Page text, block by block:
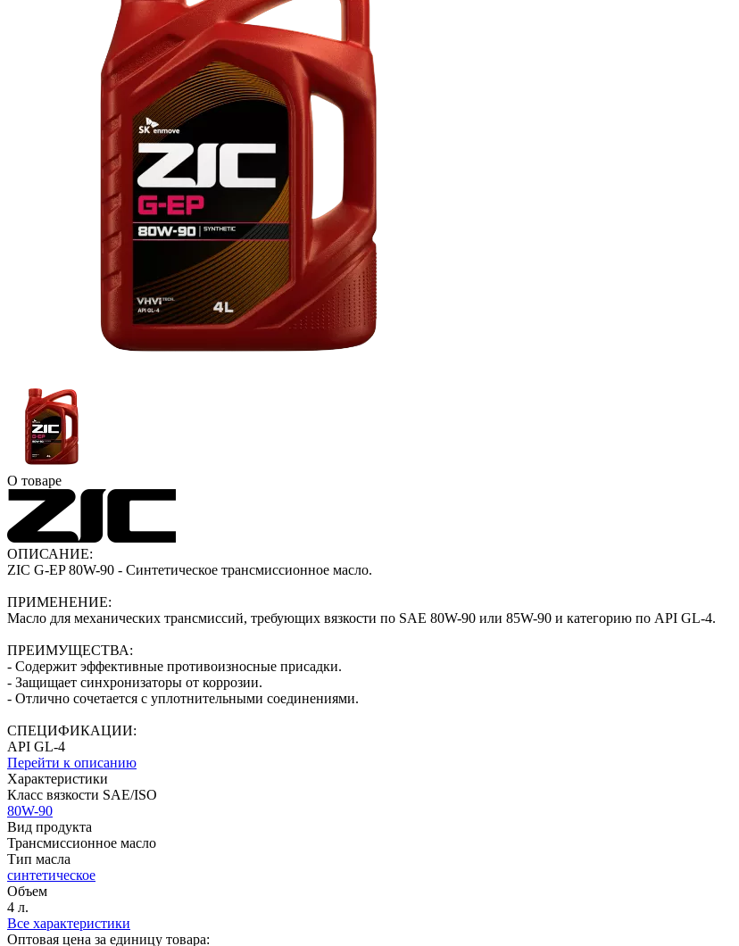
О товаре
ОПИСАНИЕ:
ZIC G-EP 80W-90 - Синтетическое трансмиссионное масло.
ПРИМЕНЕНИЕ:
Масло для механических трансмиссий, требующих вязкости по SAE 80W-90 или 85W-90 и категорию по API GL-4.
ПРЕИМУЩЕСТВА:
- Содержит эффективные противоизносные присадки.
- Защищает синхронизаторы от коррозии.
- Отлично сочетается с уплотнительными соединениями.
СПЕЦИФИКАЦИИ:
API GL-4
Перейти к описанию
Характеристики
Класс вязкости SAE/ISO
80W-90
Вид продукта
Трансмиссионное масло
Тип масла
синтетическое
Объем
4 л.
Все характеристики
Оптовая цена за единицу товара: